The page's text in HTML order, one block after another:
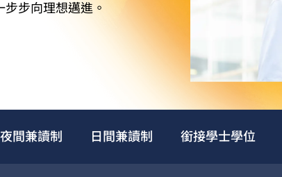
步向理想邁進。
夜間兼讀制 日間兼讀制 銜接學士學位